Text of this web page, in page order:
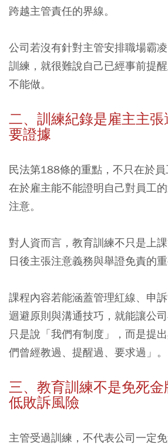
跨越主管責任的界線。
公司若沒有針對主管安排職場霸
訓練，就很難說自己已經事前提
不能做。
二、訓練紀錄是雇主主
要證據
民法第188條的重點，不只在於
在於雇主能不能證明自己對員工
注意。
對人資而言，教育訓練不只是上
日後主張注意義務與舉證免責的重
課程內容若能涵蓋管理紅線、申訴
迴避原則與溝通技巧，就能讓公
只是說「我們有制度」，而是提
們曾經教過、提醒過、要求過」。
三、教育訓練不是免死
低敗訴風險
主管受過訓練，不代表公司一定